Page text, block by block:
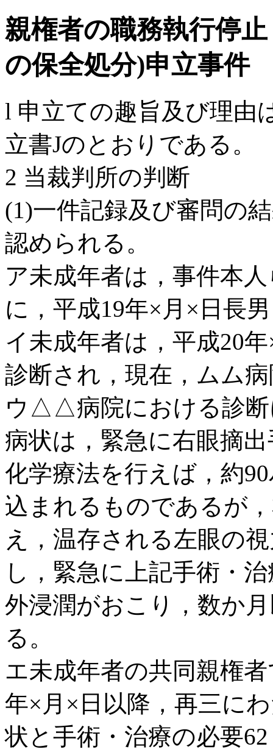
親権者の職務執行停
の保全処分)申立事件
l 申立ての趣旨及び理由
立書Jのとおりである。
2 当裁判所の判断
(1)一件記録及び審問の
認められる。
ア未成年者は，事件本
に，平成19年×月×日長
イ未成年者は，平成20
診断され，現在，ムム
ウ△△病院における診断
病状は，緊急に右眼摘
化学療法を行えば，約
込まれるものであるが
え，温存される左眼の
し，緊急に上記手術・
外浸潤がおこり，数か
る。
エ未成年者の共同親権
年×月×日以降，再三に
状と手術・治療の必要